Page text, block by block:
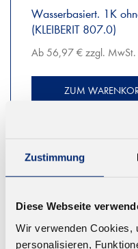
Zustimmung
Diese Webseite
Wir verwenden Cookies,
personalisieren,
Wasserbasiert. 1K
(KLEIBERIT 807.0)
Ab 56,97 € zzgl. MwSt.
ZUM